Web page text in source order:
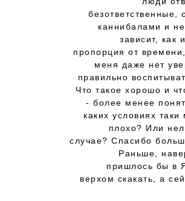
безответственные,
каннибалами и
зависит, как
пропорция от
меня даже нет
правильно
Что такое хорошо и
- более менее
каких условиях
плохо? Или
случае? Спасибо
Раньше,
пришлось бы в
верхом скакать, а